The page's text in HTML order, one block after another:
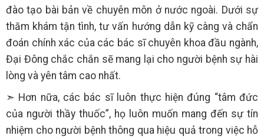
đào tạo bài bản về chuyên môn ở nước ngoài. Dưới sự
thăm khám tận tình, tư vấn hướng dẫn kỹ càng và chẩn
đoán chính xác của các bác sĩ chuyên khoa đầu ngành,
Đại Đông chắc chắn sẽ mang lại cho người bệnh sự hài
lòng và yên tâm cao nhất.
➣ Hơn nữa, các bác sĩ luôn thực hiện đúng “tâm đức
của người thầy thuốc”, họ luôn muốn mang đến sự tín
nhiệm cho người bệnh thông qua hiệu quả trong việc hỗ